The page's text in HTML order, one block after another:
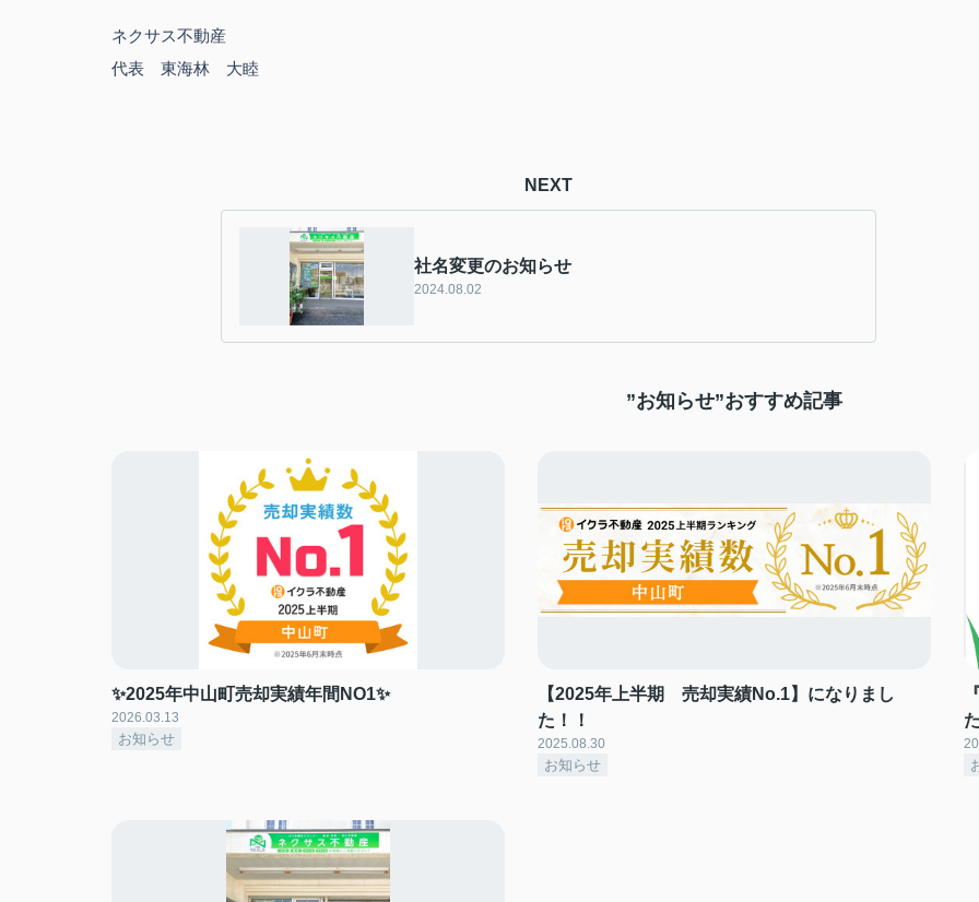
ネクサス不動産
代表 東海林 大睦
NEXT
社名変更のお知らせ
2024.08.02
”お知らせ”おすすめ記事
✨2025年中山町売却実績年間NO1✨
2026.03.13
お知らせ
【2025年上半期 売却実績No.1】になりまし
た！！
2025.08.30
お知らせ